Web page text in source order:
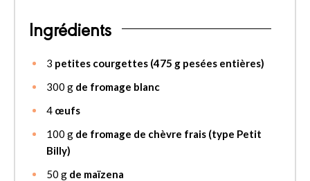
Ingrédients
3 petites courgettes (475 g pesées entières)
300 g de fromage blanc
4 œufs
100 g de fromage de chèvre frais (type Petit
Billy)
50 g de maïzena